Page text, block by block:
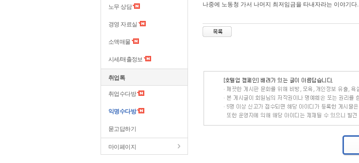
노무 상담
경영 자료실
소액매물
시세/매출정보
취업톡
취업수다방
익명수다방
묻고답하기
마이페이지
나중에 노동청 가서 나머지 최저임금을 타내자라는 이야기다.